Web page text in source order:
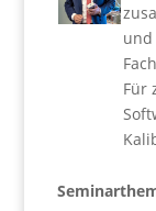
und
Für